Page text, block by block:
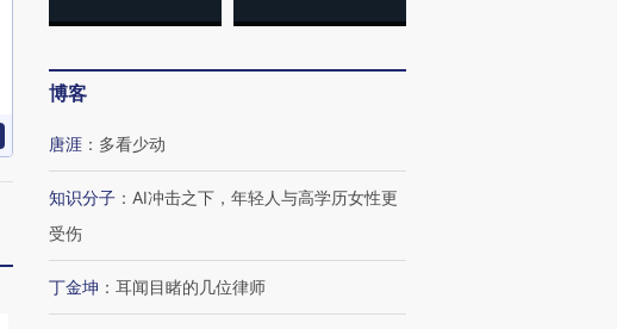
博客
唐涯 ： 多看少动
知识分子 ： AI冲击之下，年轻人与高学历女性更
受伤
丁金坤 ： 耳闻目睹的几位律师